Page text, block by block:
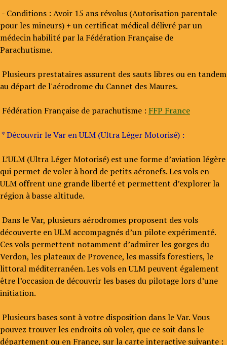
- Conditions : Avoir 15 ans révolus (Autorisation parentale
pour les mineurs) + un certificat médical délivré par un
médecin habilité par la Fédération Française de
Parachutisme.
Plusieurs prestataires assurent des sauts libres ou en tandem
au départ de l'aérodrome du Cannet des Maures.
Fédération Française de parachutisme : FFP France
* Découvrir le Var en ULM (Ultra Léger Motorisé) :
L’ULM (Ultra Léger Motorisé) est une forme d’aviation légère
qui permet de voler à bord de petits aéronefs. Les vols en
ULM offrent une grande liberté et permettent d’explorer la
région à basse altitude.
Dans le Var, plusieurs aérodromes proposent des vols
découverte en ULM accompagnés d’un pilote expérimenté.
Ces vols permettent notamment d’admirer les gorges du
Verdon, les plateaux de Provence, les massifs forestiers, le
littoral méditerranéen. Les vols en ULM peuvent également
être l’occasion de découvrir les bases du pilotage lors d’une
initiation.
Plusieurs bases sont à votre disposition dans le Var. Vous
pouvez trouver les endroits où voler, que ce soit dans le
département ou en France, sur la carte interactive suivante :